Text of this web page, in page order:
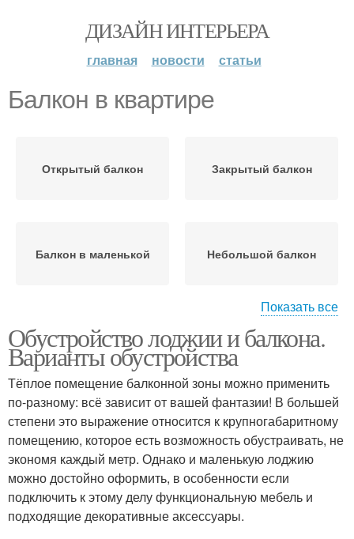
ДИЗАЙН ИНТЕРЬЕРА
главная новости статьи
Балкон в квартире
Открытый балкон Закрытый балкон
Балкон в маленькой Небольшой балкон
Длинный балкон
Показать все
Обустройство лоджии и балкона.
Варианты обустройства
Тёплое помещение балконной зоны можно применить
по-разному: всё зависит от вашей фантазии! В большей
степени это выражение относится к крупногабаритному
помещению, которое есть возможность обустраивать, не
экономя каждый метр. Однако и маленькую лоджию
можно достойно оформить, в особенности если
подключить к этому делу функциональную мебель и
подходящие декоративные аксессуары.